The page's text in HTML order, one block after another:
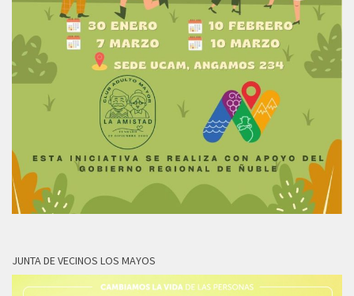
JUNTA DE VECINOS LOS MAYOS